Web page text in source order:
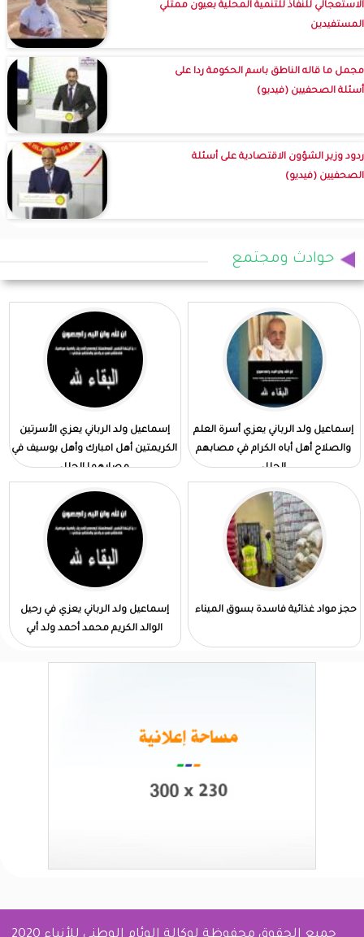
الاستعجالي للنفاذ للتنمية المحلية بعيون ممثلي
المستفيدين
مجمل ما قاله الناطق باسم الحكومة ردا على
أسئلة الصحفيين (فيديو)
ردود وزير الشؤون الاقتصادية على أسئلة
الصحفيين (فيديو)
حوادث ومجتمع
إسماعيل ولد الرباني يعزي أسرة العلم
والصلاح أهل أباه الكرام في مصابهم
الجلل
إسماعيل ولد الرباني يعزي الأسرتين
الكريمتين أهل امبارك وأهل بوسيف في
مصابهما الجلل
حجز مواد غذائية فاسدة بسوق الميناء
إسماعيل ولد الرباني يعزي في رحيل
الوالد الكريم محمد أحمد ولد أبي